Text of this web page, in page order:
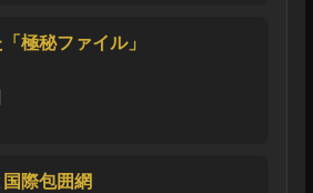
極秘ファイル」
際包囲網